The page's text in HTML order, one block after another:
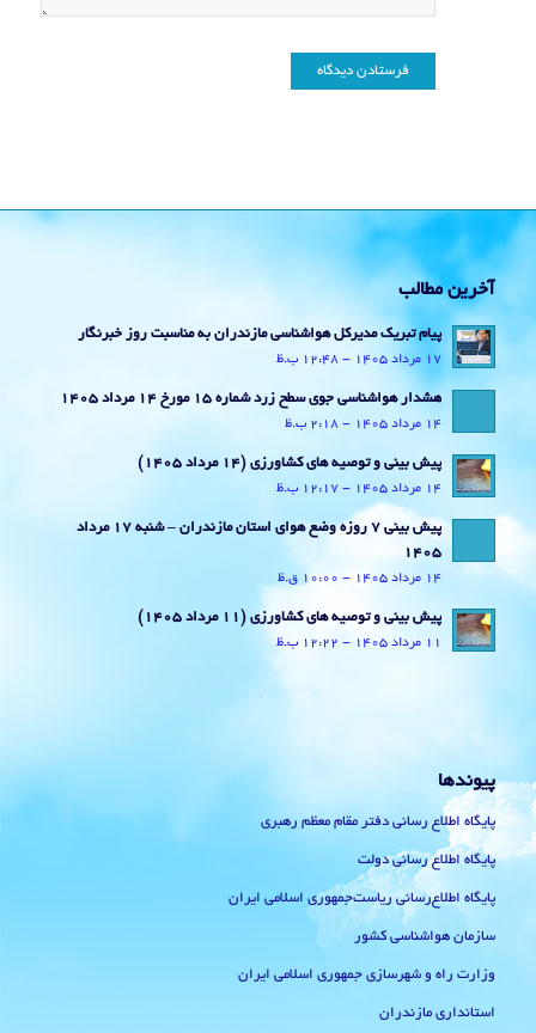
آخرین مطالب
پیام تبریک مدیرکل هواشناسی مازندران به مناسبت روز خبرنگار
17 مرداد 1405 - 12:48 ب.ظ
هشدار هواشناسی جوی سطح زرد شماره 15 مورخ 14 مرداد 1405
14 مرداد 1405 - 2:18 ب.ظ
پیش بینی و توصیه های کشاورزی (14 مرداد ۱۴۰۵)
14 مرداد 1405 - 12:17 ب.ظ
پیش بینی 7 روزه وضع هوای استان مازندران – شنبه 17 مرداد
1405
14 مرداد 1405 - 10:00 ق.ظ
پیش بینی و توصیه های کشاورزی (11 مرداد ۱۴۰۵)
11 مرداد 1405 - 12:22 ب.ظ
پیوندها
پایگاه اطلاع رسانی دفتر مقام معظم رهبری
پایگاه اطلاع رسانی دولت
پایگاه اطلاع‌رسانی ریاست‌جمهوری اسلامی ایران
سازمان هواشناسی کشور
وزارت راه و شهرسازی جمهوری اسلامی ایران
استانداری مازندران